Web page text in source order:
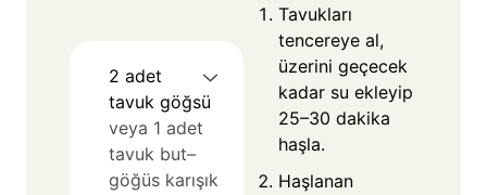
2 adet
tavuk göğsü
veya 1 adet
tavuk but–
göğüs karışık
Tavukları
tencereye al,
üzerini geçecek
kadar su ekleyip
25–30 dakika
haşla.
Haşlanan